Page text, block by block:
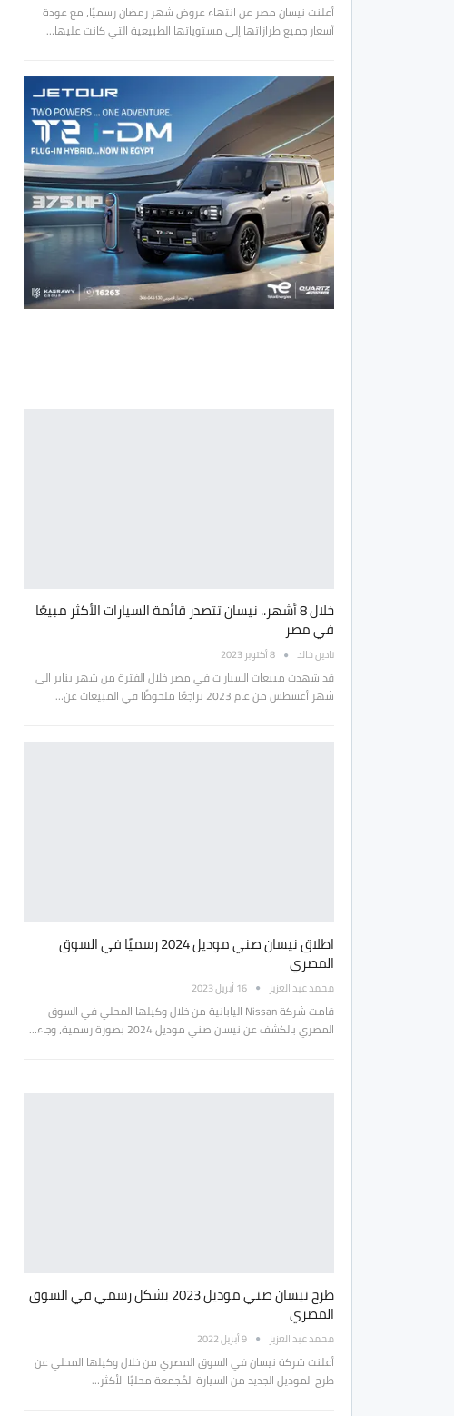
أعلنت نيسان مصر عن انتهاء عروض شهر رمضان رسميًا، مع عودة
أسعار جميع طرازاتها إلى مستوياتها الطبيعية التي كانت عليها…
خلال 8 أشهر.. نيسان تتصدر قائمة السيارات الأكثر مبيعًا
في مصر
نادين خالد 8 أكتوبر 2023
قد شهدت مبيعات السيارات في مصر خلال الفترة من شهر يناير الى
شهر أغسطس من عام 2023 تراجعًا ملحوظًا في المبيعات عن…
اطلاق نيسان صني موديل 2024 رسميًا في السوق
المصري
محمد عبد العزيز 16 أبريل 2023
قامت شركة Nissan اليابانية من خلال وكيلها المحلي في السوق
المصري بالكشف عن نيسان صني موديل 2024 بصورة رسمية، وجاء…
طرح نيسان صني موديل 2023 بشكل رسمي في السوق
المصري
محمد عبد العزيز 9 أبريل 2022
أعلنت شركة نيسان في السوق المصري من خلال وكيلها المحلي عن
طرح الموديل الجديد من السيارة المُجمعة محليًا الأكثر…